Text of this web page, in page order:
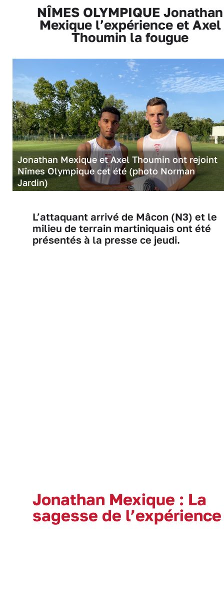
NÎMES OLYMPIQUE Jonathan
Mexique l’expérience et Axel
Thoumin la fougue
Jonathan Mexique et Axel Thoumin ont rejoint
Nîmes Olympique cet été (photo Norman
Jardin)
L’attaquant arrivé de Mâcon (N3) et le
milieu de terrain martiniquais ont été
présentés à la presse ce jeudi.
Jonathan Mexique : La
sagesse de l’expérience